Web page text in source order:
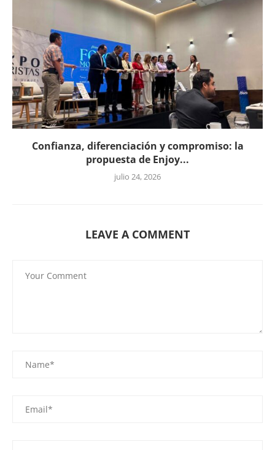
Confianza, diferenciación y compromiso: la
propuesta de Enjoy...
julio 24, 2026
LEAVE A COMMENT